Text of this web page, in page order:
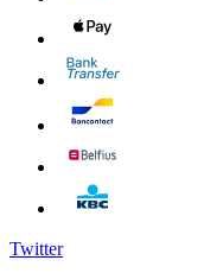
Twitter